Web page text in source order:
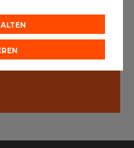
zu lassen.der